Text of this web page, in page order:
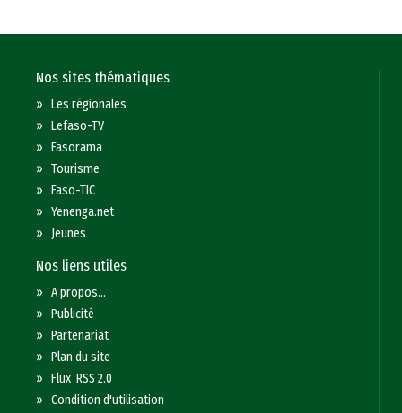
Nos sites thématiques
»Les régionales
»Lefaso-TV
»Fasorama
»Tourisme
»Faso-TIC
»Yenenga.net
» Jeunes
Nos liens utiles
»A propos...
»Publicité
»Partenariat
»Plan du site
»Flux RSS 2.0
»Condition d'utilisation